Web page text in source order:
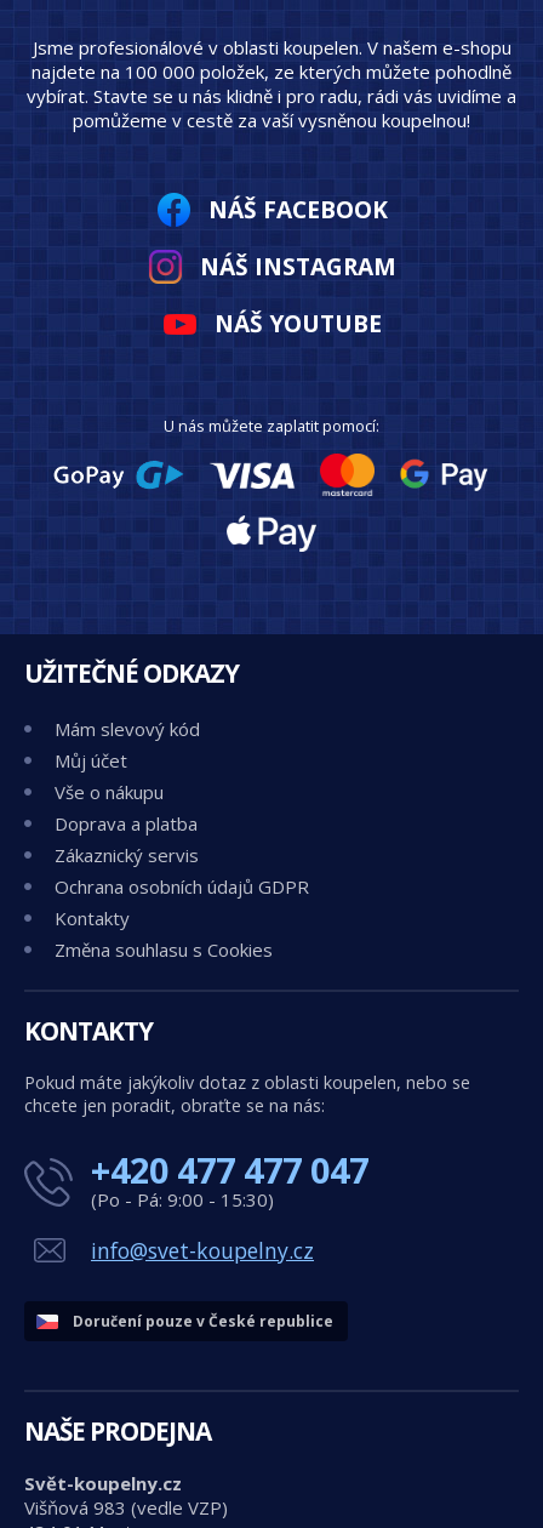
Jsme profesionálové v oblasti koupelen. V našem e-shopu
najdete na 100 000 položek, ze kterých můžete pohodlně
vybírat. Stavte se u nás klidně i pro radu, rádi vás uvidíme a
pomůžeme v cestě za vaší vysněnou koupelnou!
NÁŠ FACEBOOK
NÁŠ INSTAGRAM
NÁŠ YOUTUBE
U nás můžete zaplatit pomocí:
UŽITEČNÉ ODKAZY
Mám slevový kód
Můj účet
Vše o nákupu
Doprava a platba
Zákaznický servis
Ochrana osobních údajů GDPR
Kontakty
Změna souhlasu s Cookies
KONTAKTY
Pokud máte jakýkoliv dotaz z oblasti koupelen, nebo se
chcete jen poradit, obraťte se na nás:
+420 477 477 047
(Po - Pá: 9:00 - 15:30)
info@svet-koupelny.cz
Doručení pouze v České republice
NAŠE PRODEJNA
Svět-koupelny.cz
Višňová 983 (vedle VZP)